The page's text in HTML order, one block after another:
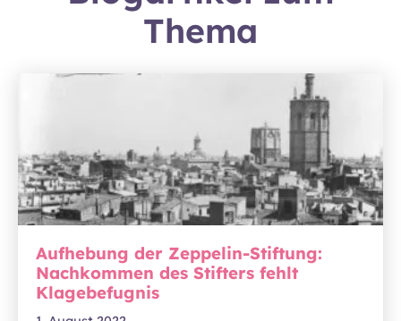
Thema
Aufhebung der Zeppelin-Stiftung:
Nachkommen des Stifters fehlt
Klagebefugnis